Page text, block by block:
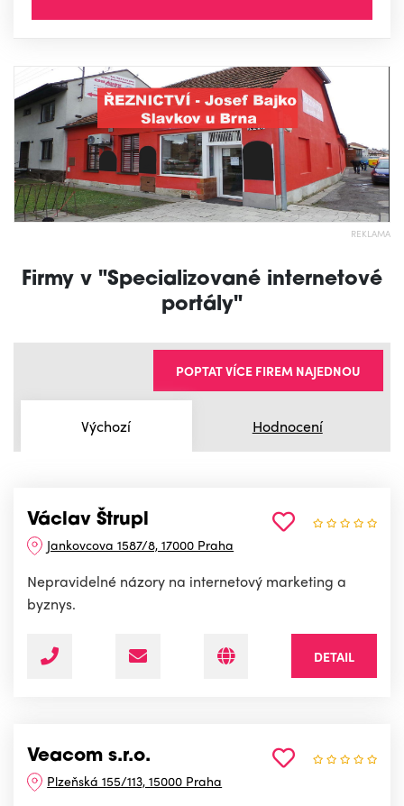
REKLAMA
Firmy v "Specializované internetové
portály"
Výchozí Hodnocení
POPTAT VÍCE FIREM NAJEDNOU
Václav Štrupl
Jankovcova 1587/8, 17000 Praha
Nepravidelné názory na internetový marketing a
byznys.
DETAIL
Veacom s.r.o.
Plzeňská 155/113, 15000 Praha